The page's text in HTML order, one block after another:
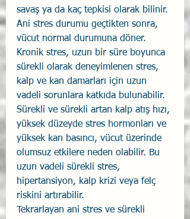
savaş ya da kaç tepkisi olarak bilinir.
Ani stres durumu geçtikten sonra,
vücut normal durumuna döner.
Kronik stres, uzun bir süre boyunca
sürekli olarak deneyimlenen stres,
kalp ve kan damarları için uzun
vadeli sorunlara katkıda bulunabilir.
Sürekli ve sürekli artan kalp atış hızı,
yüksek düzeyde stres hormonları ve
yüksek kan basıncı, vücut üzerinde
olumsuz etkilere neden olabilir. Bu
uzun vadeli sürekli stres,
hipertansiyon, kalp krizi veya felç
riskini artırabilir.
Tekrarlayan ani stres ve sürekli